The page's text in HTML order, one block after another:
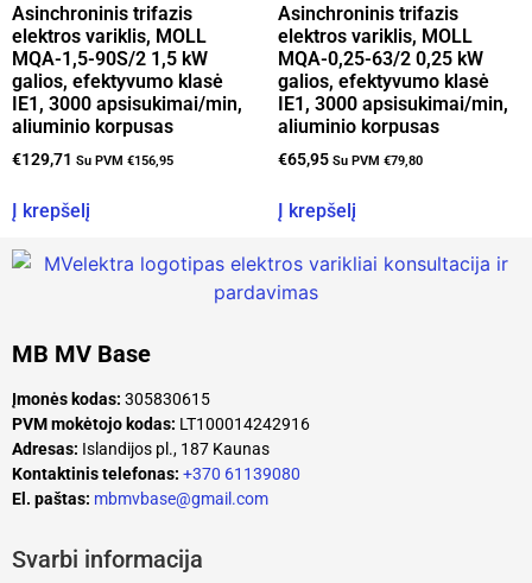
Asinchroninis trifazis
elektros variklis, MOLL
MQA-1,5-90S/2 1,5 kW
galios, efektyvumo klasė
IE1, 3000 apsisukimai/min,
aliuminio korpusas
€129,71 Su PVM €156,95
Į krepšelį
Asinchroninis trifazis
elektros variklis, MOLL
MQA-0,25-63/2 0,25 kW
galios, efektyvumo klasė
IE1, 3000 apsisukimai/min,
aliuminio korpusas
€65,95 Su PVM €79,80
Į krepšelį
MB MV Base
Įmonės kodas: 305830615
PVM mokėtojo kodas: LT100014242916
Adresas: Islandijos pl., 187 Kaunas
Kontaktinis telefonas: +370 61139080
El. paštas: mbmvbase@gmail.com
Svarbi informacija